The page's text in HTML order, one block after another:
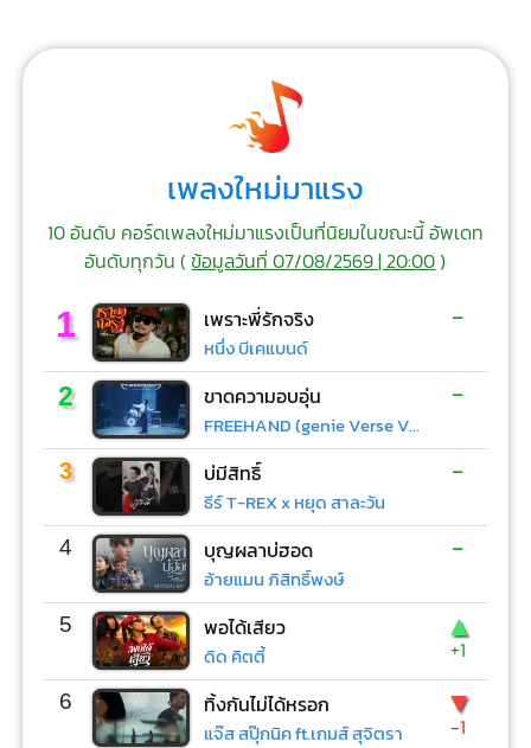
เพลงใหม่มาแรง
10 อันดับ คอร์ดเพลงใหม่มาแรงเป็นที่นิยมในขณะนี้ อัพเดท
อันดับทุกวัน (ข้อมูลวันที่ 07/08/2569 | 20:00)
1 เพราะพี่รักจริง
หนึ่ง บีเคแบนด์
-
2 ขาดความอบอุ่น
FREEHAND (genie Verse Vol.1)
-
3 บ่มีสิทธิ์
ธีร์ T-REX x หยุด สาละวัน
-
4 บุญผลาบ่ฮอด
อ้ายแมน ภิสิทธิ์พงษ์
-
5 พอได้เสียว
ดิด คิตตี้
▲
+1
6 ทิ้งกันไม่ได้หรอก
แจ๊ส สปุ๊กนิค ft.เกมส์ สุจิตรา
▼
-1